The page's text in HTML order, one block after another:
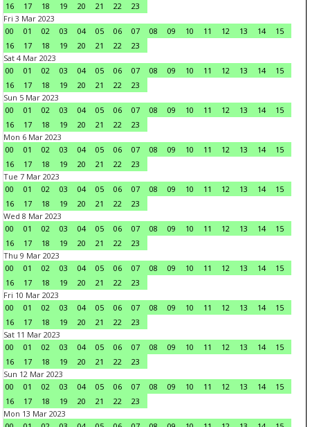
16
17 18 19 20 21 22
23
Fri 3 Mar 2023
00
01 02 03 04 05 06 07 08 09 10 11 12 13 14
15
16
17 18 19 20 21 22
23
Sat 4 Mar 2023
00
01 02 03 04 05 06 07 08 09 10 11 12 13 14
15
16
17 18 19 20 21 22
23
Sun 5 Mar 2023
00
01 02 03 04 05 06 07 08 09 10 11 12 13 14
15
16
17 18 19 20 21 22
23
Mon 6 Mar 2023
00
01 02 03 04 05 06 07 08 09 10 11 12 13 14
15
16
17 18 19 20 21 22
23
Tue 7 Mar 2023
00
01 02 03 04 05 06 07 08 09 10 11 12 13 14
15
16
17 18 19 20 21 22
23
Wed 8 Mar 2023
00
01 02 03 04 05 06 07 08 09 10 11 12 13 14
15
16
17 18 19 20 21 22
23
Thu 9 Mar 2023
00
01 02 03 04 05 06 07 08 09 10 11 12 13 14
15
16
17 18 19 20 21 22
23
Fri 10 Mar 2023
00
01 02 03 04 05 06 07 08 09 10 11 12 13 14
15
16
17 18 19 20 21 22
23
Sat 11 Mar 2023
00
01 02 03 04 05 06 07 08 09 10 11 12 13 14
15
16
17 18 19 20 21 22
23
Sun 12 Mar 2023
00
01 02 03 04 05 06 07 08 09 10 11 12 13 14
15
16
17 18 19 20 21 22
23
Mon 13 Mar 2023